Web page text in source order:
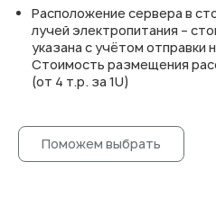
Расположение сервера в
лучей электропитания –
указана с учётом отправки
Стоимость размещения
(от 4 т.р. за 1U)
Поможем выбрать